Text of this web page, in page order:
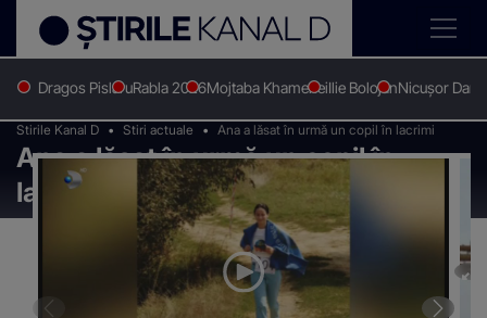
Dragos PislaruRabla 2026Mojtaba KhameneiIlie BolojanNicușor Dan
Stirile Kanal D Stiri actuale Ana a lăsat în urmă un copil în lacrimi
Ana a lăsat în urmă un copil în
lacrimi